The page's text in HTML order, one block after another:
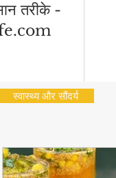
तरीके -
स्वास्थ्य और सौंदर्य